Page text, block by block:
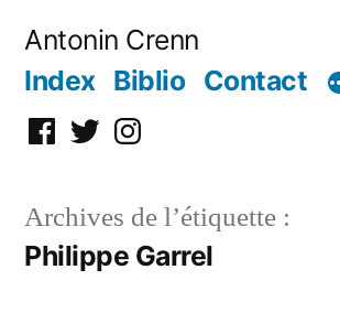
Antonin Crenn
Index Biblio Contact
Facebook
TwitterInstagram
Archives de l’étiquette :
Philippe Garrel